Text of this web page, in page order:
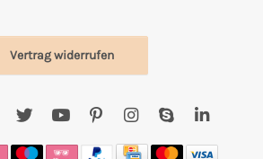
Vertrag widerrufen